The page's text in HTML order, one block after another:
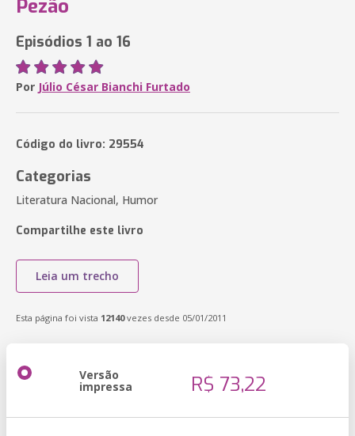
Pezão
Episódios 1 ao 16
Por Júlio César Bianchi Furtado
Código do livro: 29554
Categorias
Literatura Nacional, Humor
Compartilhe este livro
Leia um trecho
Esta página foi vista 12140vezes desde 05/01/2011
Versão
impressa R$ 73,22